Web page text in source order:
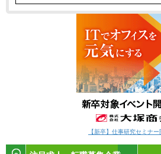
【新卒】仕事研究セミナー